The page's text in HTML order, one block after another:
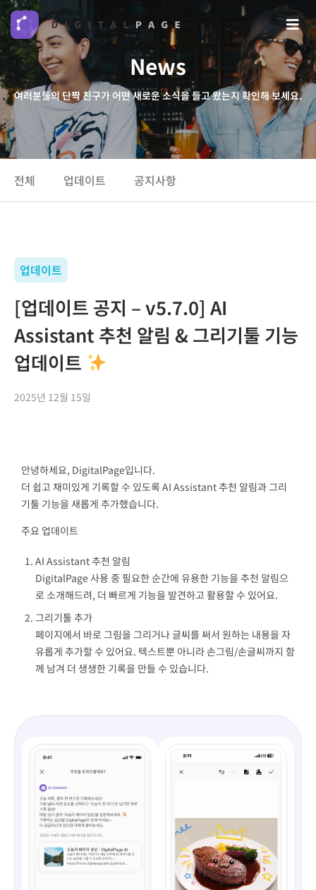
News
여러분들의 단짝 친구가 어떤 새로운 소식을 들고 왔는지 확인해 보세요.
전체 업데이트 공지사항
업데이트
[업데이트 공지 – v5.7.0] AI
Assistant 추천 알림 & 그리기툴 기능
업데이트
2025년 12월 15일
안녕하세요, DigitalPage입니다.
더 쉽고 재미있게 기록할 수 있도록 AI Assistant 추천 알림과 그리
기툴 기능을 새롭게 추가했습니다.
주요 업데이트
AI Assistant 추천 알림
DigitalPage 사용 중 필요한 순간에 유용한 기능을 추천 알림으
로 소개해드려, 더 빠르게 기능을 발견하고 활용할 수 있어요.
그리기툴 추가
페이지에서 바로 그림을 그리거나 글씨를 써서 원하는 내용을 자
유롭게 추가할 수 있어요. 텍스트뿐 아니라 손그림/손글씨까지 함
께 남겨 더 생생한 기록을 만들 수 있습니다.